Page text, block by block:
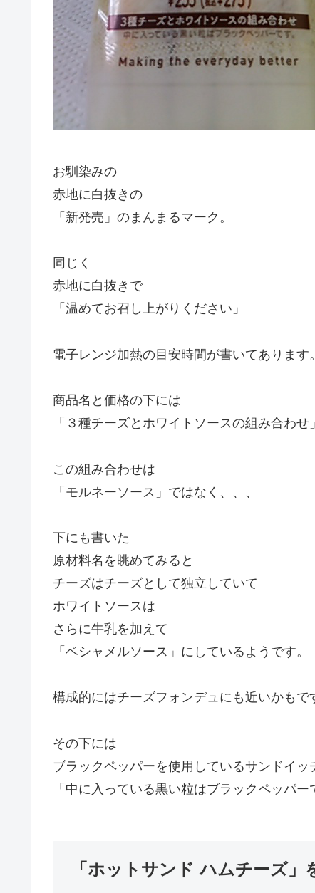
お馴染みの
赤地に白抜きの
「新発売」のまんまるマーク。
同じく
赤地に白抜きで
「温めてお召し上がりください」
電子レンジ加熱の目安時間が書いてあります。
商品名と価格の下には
「３種チーズとホワイトソースの組み合わせ」
この組み合わせは
「モルネーソース」ではなく、、、
下にも書いた
原材料名を眺めてみると
チーズはチーズとして独立していて
ホワイトソースは
さらに牛乳を加えて
「ベシャメルソース」にしているようです。
構成的にはチーズフォンデュにも近いかもで
その下には
ブラックペッパーを使用しているサンドイッ
「中に入っている黒い粒はブラックペッパー
「ホットサンド ハムチーズ」